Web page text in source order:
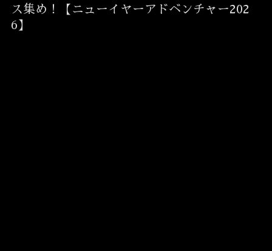
ス集め！【ニューイヤーアドベンチャー202
6】